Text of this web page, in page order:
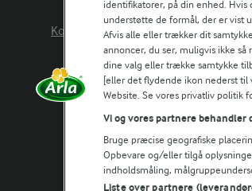
Kontakt os her
identifikatorer, på din enhed.
understøtte de formål, der er vist
Afvis alle eller trækker dit
annoncer, du ser, muligvis ikke
dine valg eller trække samtykke
[eller det flydende ikon nederst til
Website. Se vores privatliv politik
Vi og vores partnere behandler
Bruge præcise geografiske
Opbevare og/eller tilgå
indholdsmåling,
Liste over partnere